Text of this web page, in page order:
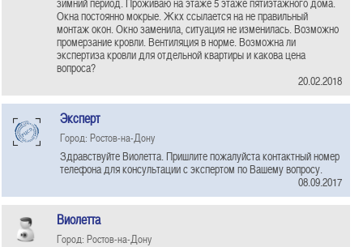
Окна постоянно мокрые. Жкх ссылается на не правильный
монтаж окон. Окно заменила, ситуация не изменилась. Возможно
промерзание кровли. Вентиляция в норме. Возможна ли
экспертиза кровли для отдельной квартиры и какова цена
вопроса?
20.02.2018
Эксперт
Город: Ростов-на-Дону
Здравствуйте Виолетта. Пришлите пожалуйста контактный номер
телефона для консультации с экспертом по Вашему вопросу.
08.09.2017
Виолетта
Город: Ростов-на-Дону